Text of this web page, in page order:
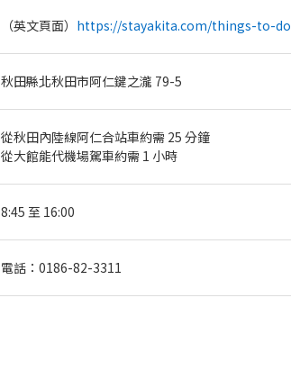
（英文頁面） https://stayakita.com/things-to-
秋田縣北秋田市阿仁鍵之瀧 79-5
從秋田內陸線阿仁合站車約需 25 分鐘
從大館能代機場駕車約需 1 小時
8:45 至 16:00
電話：0186-82-3311